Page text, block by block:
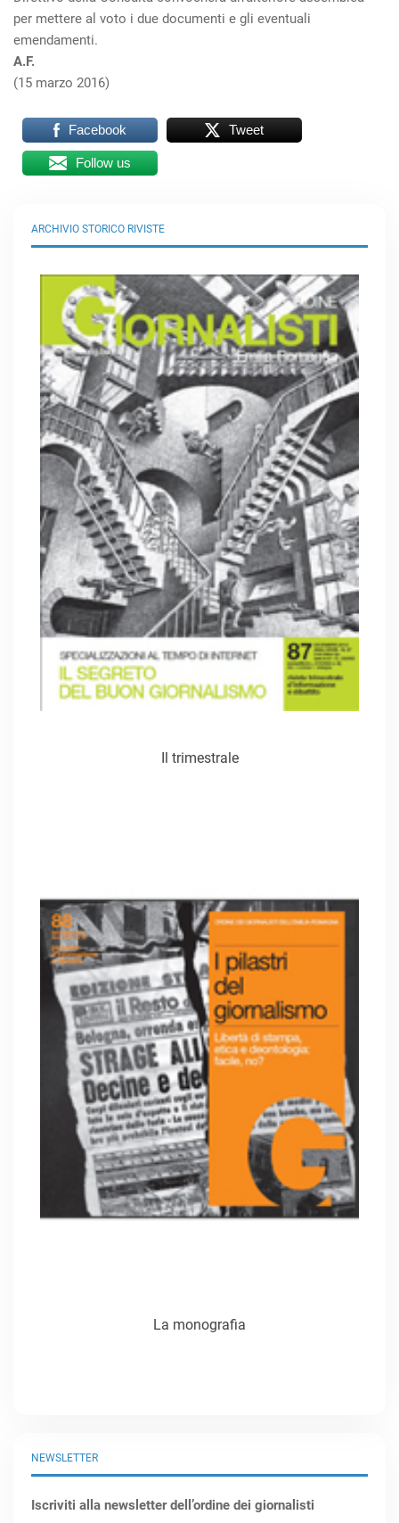
per mettere al voto i due documenti e gli eventuali
emendamenti.
A.F.
(15 marzo 2016)
Facebook Tweet
Follow us
NEWSLETTER
Iscriviti alla newsletter dell’ordine dei giornalisti
ARCHIVIO STORICO RIVISTE
Il trimestrale
La monografia